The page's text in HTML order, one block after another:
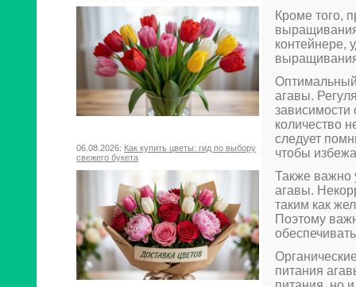
06.08.2026: Как купить цветы: гид по выбору
свежего букета
Кроме того,
контейнере,
агавы.
зависимости
количество
следует
чтобы
Также важно
агавы.
таким как
Поэтому
питания